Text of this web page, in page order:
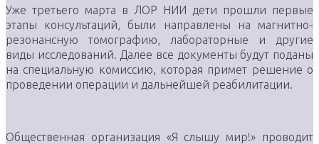
Уже третьего марта в ЛОР НИИ дети прошли первые
этапы консультаций, были направлены на магнитно-
резонансную томографию, лабораторные и другие
виды исследований. Далее все документы будут поданы
на специальную комиссию, которая примет решение о
проведении операции и дальнейшей реабилитации.
Общественная организация «Я слышу мир!» проводит